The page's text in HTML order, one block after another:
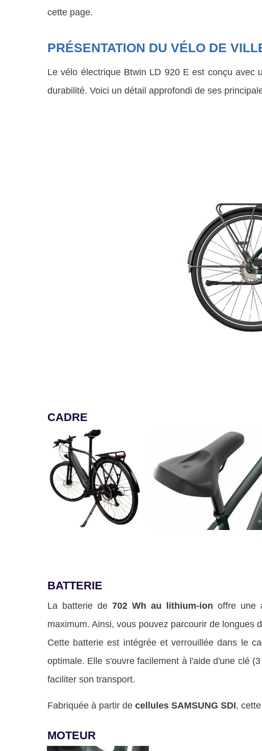
cette page.
PRÉSENTATION DU VÉLO DE
Le vélo électrique Btwin LD 920 E est conçu avec
durabilité. Voici un détail approfondi de ses
CADRE
BATTERIE
La batterie de 702 Wh au lithium-ion offre une
maximum. Ainsi, vous pouvez parcourir de longues
Cette batterie est intégrée et verrouillée dans le
optimale. Elle s'ouvre facilement à l'aide d'une clé
faciliter son transport.
Fabriquée à partir de cellules SAMSUNG SDI,
MOTEUR